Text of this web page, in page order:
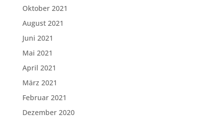
Oktober 2021
August 2021
Juni 2021
Mai 2021
April 2021
März 2021
Februar 2021
Dezember 2020